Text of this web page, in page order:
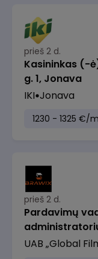
prieš 2 d.
Kasininkas (-
g. 1, Jonava
IKI Jonava
1230 - 1325 €/
prieš 2 d.
Pardavimų
UAB „Global